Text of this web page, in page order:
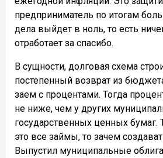
предприниматель по итогам
дела выйдет в ноль, то есть
отработает за спасибо.
В сущности, долговая схема
постепенный возврат из
заем с процентами. Тогда
не ниже, чем у других
государственных ценных бумаг.
это все займы, то зачем
Выпустил муниципальные